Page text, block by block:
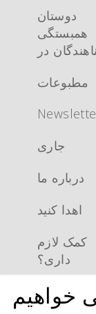
دوستان
همبستگی
مطبوعات
جاری
درباره ما
اهدا کنید
کمک لازم
داری؟
خواهیم